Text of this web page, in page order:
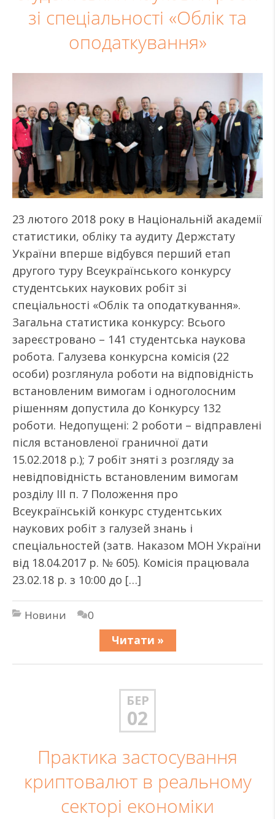
зі спеціальності «Облік та
оподаткування»
23 лютого 2018 року в Національній академії
статистики, обліку та аудиту Держстату
України вперше відбувся перший етап
другого туру Всеукраїнського конкурсу
студентських наукових робіт зі
спеціальності «Облік та оподаткування».
Загальна статистика конкурсу: Всього
зареєстровано – 141 студентська наукова
робота. Галузева конкурсна комісія (22
особи) розглянула роботи на відповідність
встановленим вимогам і одноголосним
рішенням допустила до Конкурсу 132
роботи. Недопущені: 2 роботи – відправлені
після встановленої граничної дати
15.02.2018 р.); 7 робіт зняті з розгляду за
невідповідність встановленим вимогам
розділу III п. 7 Положення про
Всеукраїнській конкурс студентських
наукових робіт з галузей знань і
спеціальностей (затв. Наказом МОН України
від 18.04.2017 р. № 605). Комісія працювала
23.02.18 р. з 10:00 до […]
Новини
0
Читати »
БЕР
02
Практика застосування
криптовалют в реальному
секторі економіки